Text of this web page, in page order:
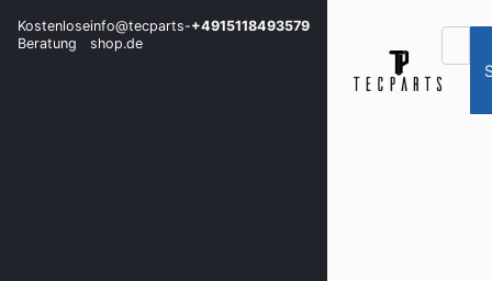
Kostenlose
Beratung
info@tecparts-
shop.de
+4915118493579